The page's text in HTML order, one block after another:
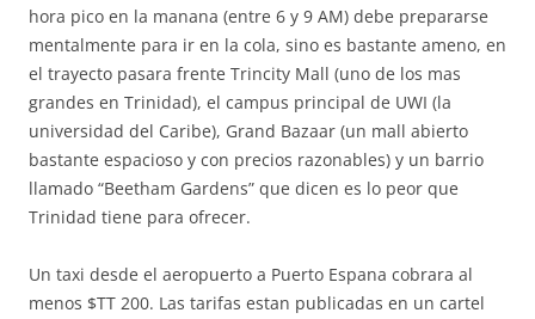
hora pico en la manana (entre 6 y 9 AM) debe prepararse
mentalmente para ir en la cola, sino es bastante ameno, en
el trayecto pasara frente Trincity Mall (uno de los mas
grandes en Trinidad), el campus principal de UWI (la
universidad del Caribe), Grand Bazaar (un mall abierto
bastante espacioso y con precios razonables) y un barrio
llamado “Beetham Gardens” que dicen es lo peor que
Trinidad tiene para ofrecer.
Un taxi desde el aeropuerto a Puerto Espana cobrara al
menos $TT 200. Las tarifas estan publicadas en un cartel